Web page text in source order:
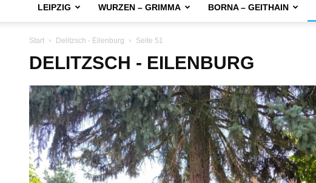
LEIPZIG WURZEN – GRIMMA BORNA – GEITHAIN
Start Delitzsch - Eilenburg Seite 51
DELITZSCH - EILENBURG